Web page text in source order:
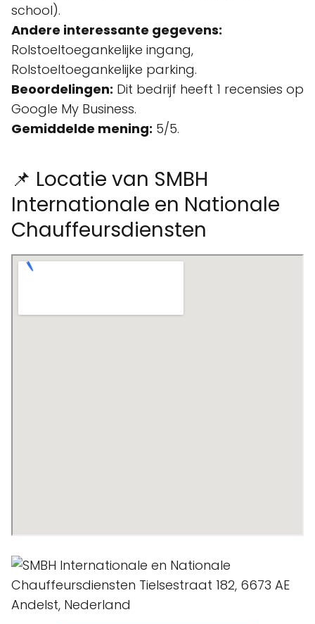
school).
Andere interessante gegevens:
Rolstoeltoegankelijke ingang,
Rolstoeltoegankelijke parking.
Beoordelingen: Dit bedrijf heeft 1 recensies op
Google My Business.
Gemiddelde mening: 5/5.
📌 Locatie van SMBH
Internationale en Nationale
Chauffeursdiensten